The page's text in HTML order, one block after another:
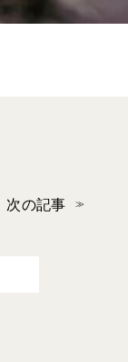
次の記事